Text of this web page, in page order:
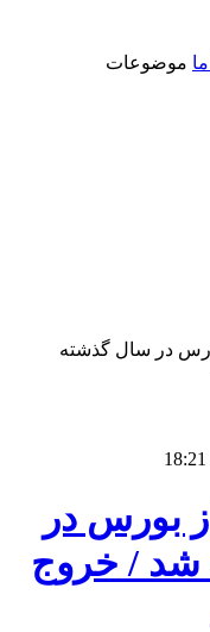
موضوعات
در سال گذشته
بورس در
/ خروج